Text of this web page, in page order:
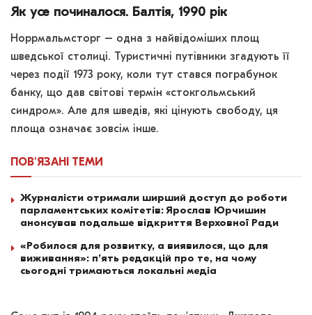
Як усе починалося. Балтія, 1990 рік
Норрмальмсторг – одна з найвідоміших площ
шведської столиці. Туристичні путівники згадують її
через події 1973 року, коли тут стався пограбунок
банку, що дав світові термін «стокгольмський
синдром». Але для шведів, які цінують свободу, ця
площа означає зовсім інше.
ПОВ'ЯЗАНІ ТЕМИ
Журналісти отримали ширший доступ до роботи
парламентських комітетів: Ярослав Юрчишин
анонсував подальше відкриття Верховної Ради
«Робилося для розвитку, а виявилося, що для
виживання»: п’ять редакцій про те, на чому
сьогодні тримаються локальні медіа